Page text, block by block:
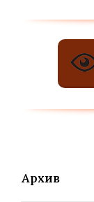
Архив